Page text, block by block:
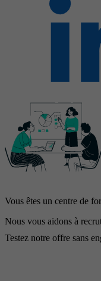
Vous êtes un centre de
Nous vous aidons à
Testez notre offre sans